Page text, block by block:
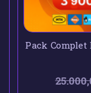
Pack